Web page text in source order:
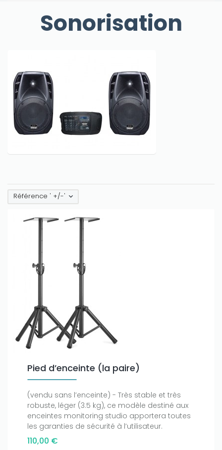
Sonorisation
Référence ' +/-'
Pied d’enceinte (la paire)
(vendu sans l’enceinte) - Très stable et très
robuste, léger (3.5 kg), ce modèle destiné aux
enceintes monitoring studio apportera toutes
les garanties de sécurité à l’utilisateur.
110,00 €